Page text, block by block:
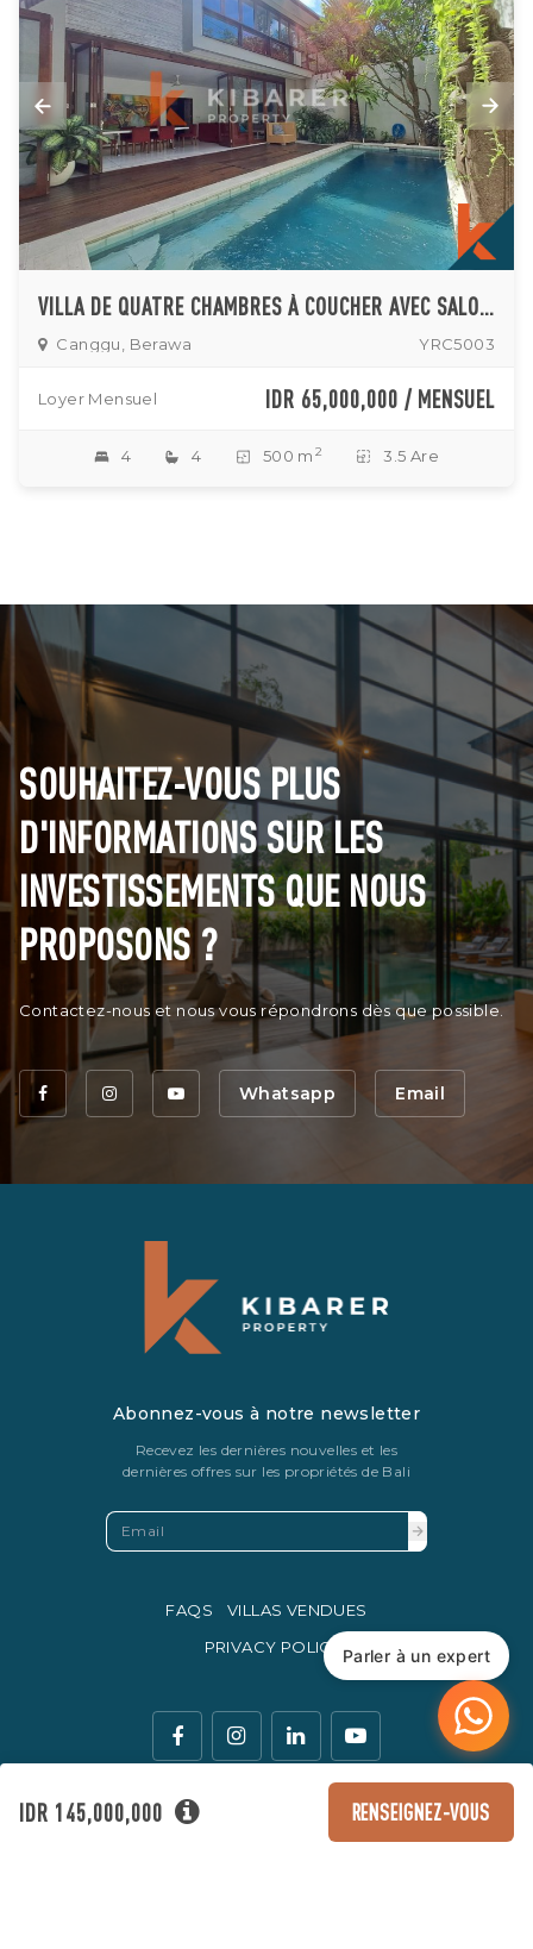
VILLA DE QUATRE CHAMBRES À COUCHER AVEC SALON OUVERT ET FERMÉ RÉGLABLE À 70 MÈTRES DE LA PLAGE DANS LA RÉGION DE BERAWA
Canggu, Berawa YRC5003
Loyer Mensuel IDR 65,000,000 / MENSUEL
4 4 500 m 2 3.5 Are
SOUHAITEZ-VOUS PLUS
D'INFORMATIONS SUR LES
INVESTISSEMENTS QUE NOUS
PROPOSONS ?
Contactez-nous et nous vous répondrons dès que possible.
Whatsapp Email
IDR 145,000,000 RENSEIGNEZ-VOUS
Abonnez-vous à notre newsletter
Recevez les dernières nouvelles et les
dernières offres sur les propriétés de Bali
FAQS
VILLAS VENDUES
PRIVACY POLICY
La monnaie légale d'échange en Indonésie est la roupie
Parler à un expert